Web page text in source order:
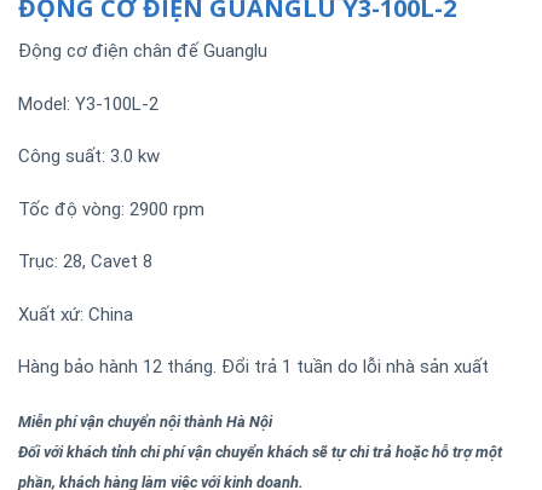
ĐỘNG CƠ ĐIỆN GUANGLU Y3-100L-2
Động cơ điện chân đế Guanglu
Model: Y3-100L-2
Công suất: 3.0 kw
Tốc độ vòng: 2900 rpm
Trục: 28, Cavet 8
Xuất xứ: China
Hàng bảo hành 12 tháng. Đổi trả 1 tuần do lỗi nhà sản xuất
Miễn phí vận chuyển nội thành Hà Nội
Đối với khách tỉnh chi phí vận chuyển khách sẽ tự chi trả hoặc hỗ trợ một
phần, khách hàng làm việc với kinh doanh.